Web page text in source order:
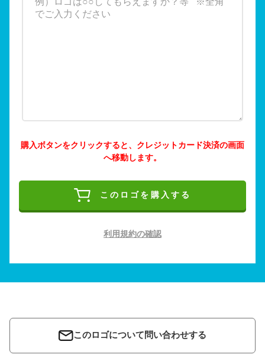
購入ボタンをクリックすると、クレジットカード決済の画面
へ移動します。
このロゴを購入する
利用規約の確認
このロゴについて問い合わせする